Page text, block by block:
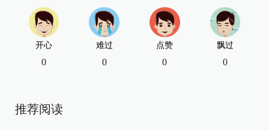
开心
0
难过
0
点赞
0
飘过
0
推荐阅读